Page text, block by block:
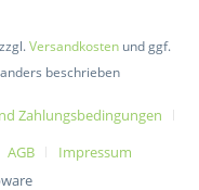
Versandkosten und ggf.
beschrieben
Zahlungsbedingungen
AGB
Impressum